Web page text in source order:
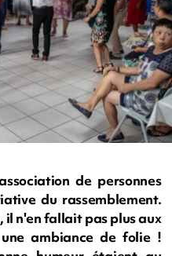
de personnes
du rassemblement.
il n'en fallait pas plus aux
ambiance de folie !